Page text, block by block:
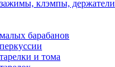
клэмпы, держатели
барабанов
и тома